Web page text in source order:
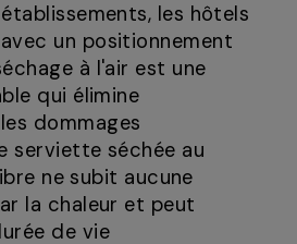
les hôtels
un positionnement
à l'air est une
qui élimine
dommages
serviette séchée au
ne subit aucune
la chaleur et peut
de vie